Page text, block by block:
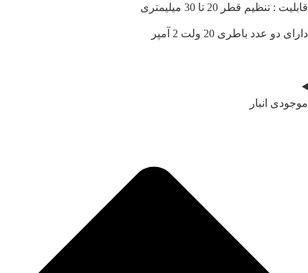
قابلیت : تنظیم قطر 20 تا 30 میلیمتری
دارای دو عدد باطری 20 ولت 2 آمپر
موجودی انبار